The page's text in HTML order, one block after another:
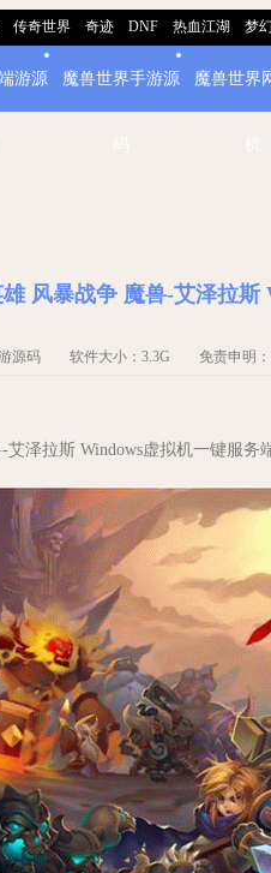
传奇世界 奇迹 DNF 热血江湖 梦
游源 魔兽世界手游源 魔兽世界
风暴战争 魔兽-艾泽拉
源码 软件大小：3.3G 免责申明：
泽拉斯 Windows虚拟机一键服务